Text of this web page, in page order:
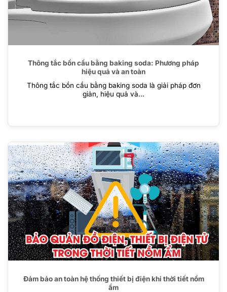
Thông tắc bồn cầu bằng baking soda: Phương pháp
hiệu quả và an toàn
Thông tắc bồn cầu bằng baking soda là giải pháp đơn
giản, hiệu quả và...
Đảm bảo an toàn hệ thống thiết bị điện khi thời tiết nồm
ẩm